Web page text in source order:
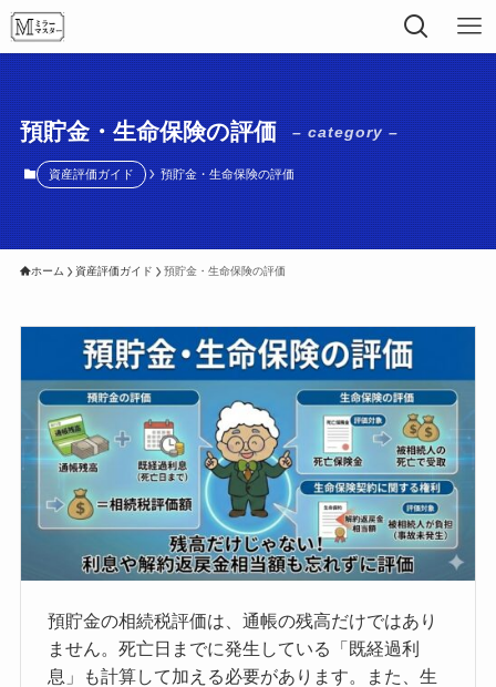
預貯金・生命保険の評価 – category –
資産評価ガイド 預貯金・生命保険の評価
ホーム 資産評価ガイド 預貯金・生命保険の評価
預貯金の相続税評価は、通帳の残高だけではあり
ません。死亡日までに発生している「既経過利
息」も計算して加える必要があります。また、生